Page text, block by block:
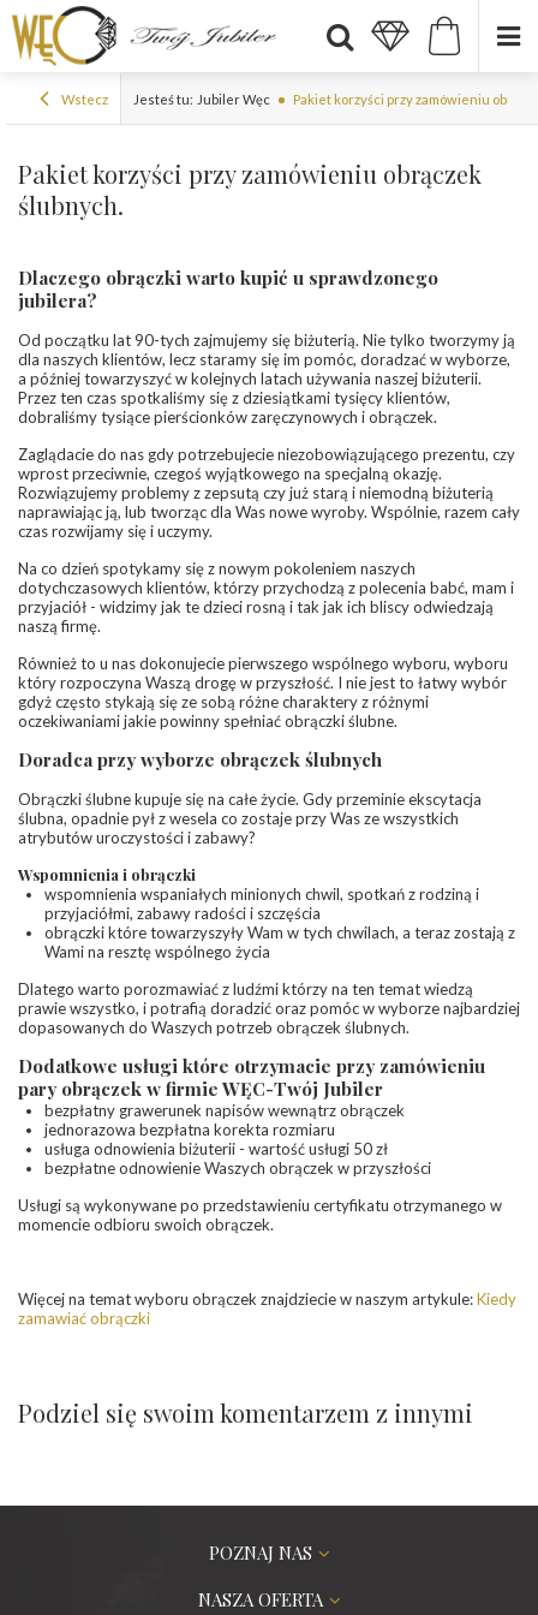
Wstecz Jesteś tu: Jubiler Węc Pakiet korzyści przy zamówieniu
Pakiet korzyści przy zamówieniu obrączek
ślubnych.
Dlaczego obrączki warto kupić u sprawdzonego
jubilera?
Od początku lat 90-tych zajmujemy się biżuterią. Nie tylko tworzymy ją
dla naszych klientów, lecz staramy się im pomóc, doradzać w wyborze,
a później towarzyszyć w kolejnych latach używania naszej biżuterii.
Przez ten czas spotkaliśmy się z dziesiątkami tysięcy klientów,
dobraliśmy tysiące pierścionków zaręczynowych i obrączek.
Zaglądacie do nas gdy potrzebujecie niezobowiązującego prezentu, czy
wprost przeciwnie, czegoś wyjątkowego na specjalną okazję.
Rozwiązujemy problemy z zepsutą czy już starą i niemodną biżuterią
naprawiając ją, lub tworząc dla Was nowe wyroby. Wspólnie, razem cały
czas rozwijamy się i uczymy.
Na co dzień spotykamy się z nowym pokoleniem naszych
dotychczasowych klientów, którzy przychodzą z polecenia babć, mam i
przyjaciół - widzimy jak te dzieci rosną i tak jak ich bliscy odwiedzają
naszą firmę.
Również to u nas dokonujecie pierwszego wspólnego wyboru, wyboru
który rozpoczyna Waszą drogę w przyszłość. I nie jest to łatwy wybór
gdyż często stykają się ze sobą różne charaktery z różnymi
oczekiwaniami jakie powinny spełniać obrączki ślubne.
Doradca przy wyborze obrączek ślubnych
Obrączki ślubne kupuje się na całe życie. Gdy przeminie ekscytacja
ślubna, opadnie pył z wesela co zostaje przy Was ze wszystkich
atrybutów uroczystości i zabawy?
Wspomnienia i obrączki
wspomnienia wspaniałych minionych chwil, spotkań z rodziną i
przyjaciółmi, zabawy radości i szczęścia
obrączki które towarzyszyły Wam w tych chwilach, a teraz zostają z
Wami na resztę wspólnego życia
Dlatego warto porozmawiać z ludźmi którzy na ten temat wiedzą
prawie wszystko, i potrafią doradzić oraz pomóc w wyborze najbardziej
dopasowanych do Waszych potrzeb obrączek ślubnych.
Dodatkowe usługi które otrzymacie przy zamówieniu
pary obrączek w firmie WĘC-Twój Jubiler
bezpłatny grawerunek napisów wewnątrz obrączek
jednorazowa bezpłatna korekta rozmiaru
usługa odnowienia biżuterii - wartość usługi 50 zł
bezpłatne odnowienie Waszych obrączek w przyszłości
Usługi są wykonywane po przedstawieniu certyfikatu otrzymanego w
momencie odbioru swoich obrączek.
Więcej na temat wyboru obrączek znajdziecie w naszym artykule:Kiedy
zamawiać obrączki
Podziel się swoim komentarzem z innymi
POZNAJ NAS
NASZA OFERTA